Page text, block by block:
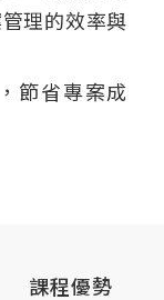
理的效率與
節省專案成
課程優勢